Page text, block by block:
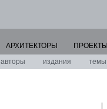
авторы издания темы
АРХИТЕКТОРЫ ПРОЕКТЫ